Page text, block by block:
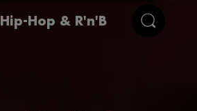
Hip-Hop & R'n'B